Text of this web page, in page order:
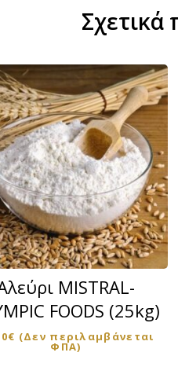
Σχετικά
MISTRAL-
FOODS (25kg)
€ (Δεν περιλαμβάνεται
ΦΠΑ)